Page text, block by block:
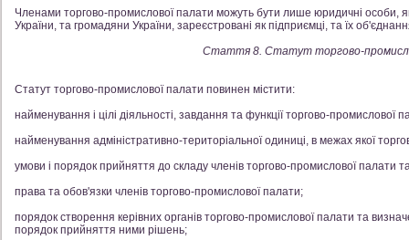
Членами торгово-промислової палати можуть бути лише юридичні особи,
України, та громадяни України, зареєстровані як підприємці, та їх
Стаття 8. Статут торгово-
Статут торгово-промислової палати повинен містити:
найменування і цілі діяльності, завдання та функції торгово-промислової
найменування адміністративно-територіальної одиниці, в межах якої
умови і порядок прийняття до складу членів торгово-промислової палати
права та обов'язки членів торгово-промислової палати;
порядок створення керівних органів торгово-промислової палати та
порядок прийняття ними рішень;